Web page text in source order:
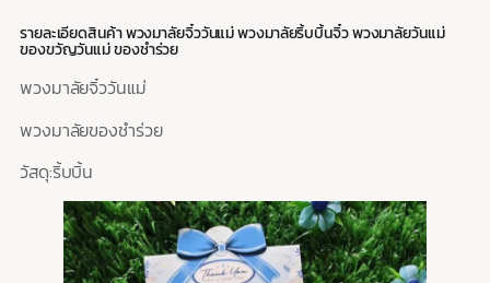
รายละเอียดสินค้า พวงมาลัยจิ๋ววันแม่ พวงมาลัยริ้บบิ้นจิ๋ว พวงมาลัยวันแม่
ของขวัญวันแม่ ของชำร่วย
พวงมาลัยจิ๋ววันแม่
พวงมาลัยของชำร่วย
วัสดุ:ริ้บบิ้น